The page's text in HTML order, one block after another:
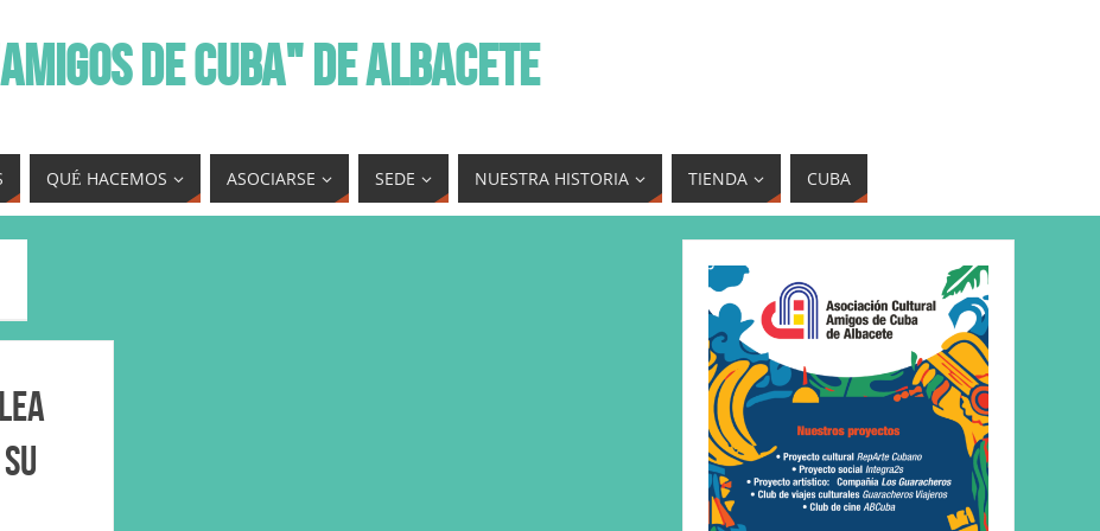
DE CUBA" DE ALBACETE
QUÉ HACEMOS ASOCIARSE SEDE NUESTRA HISTORIA TIENDA CUBA